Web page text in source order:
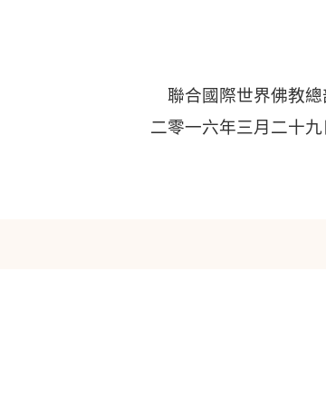
聯合國際世界佛教總
二零一六年三月二十九